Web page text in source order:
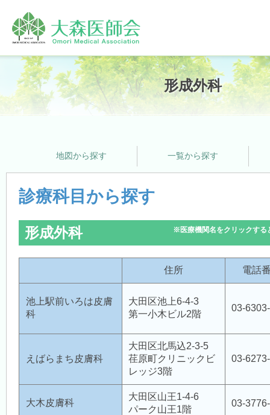
ホーム
プライバシーポリシー
支援サービス
休日診療（医師会診療所）
医療機関案内
各種検診
形成外科
地図から探す 一覧から探す
診療科目から探す
形成外科 ※医療機関名をクリックする
住所 電話
池上駅前いろは皮膚
科
大田区池上6-4-3
第一小木ビル2階
03-
えばらまち皮膚科
大田区北馬込2-3-5
荏原町クリニックビ
レッジ3階
03-
大木皮膚科
大田区山王1-4-6
パーク山王1階
03-